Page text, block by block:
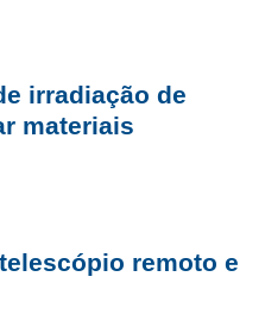
DE SÓCIO
irradiação de
materiais
remoto e